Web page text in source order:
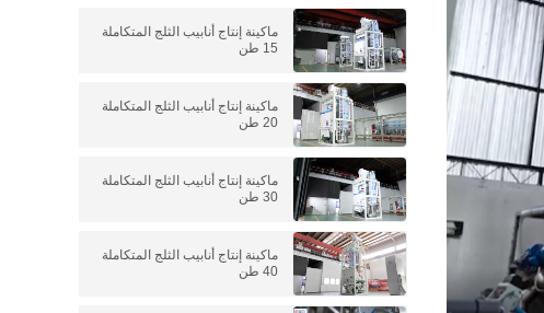
ماكينة إنتاج أنابيب الثلج المتكاملة
15 طن
ماكينة إنتاج أنابيب الثلج المتكاملة
20 طن
ماكينة إنتاج أنابيب الثلج المتكاملة
30 طن
ماكينة إنتاج أنابيب الثلج المتكاملة
40 طن